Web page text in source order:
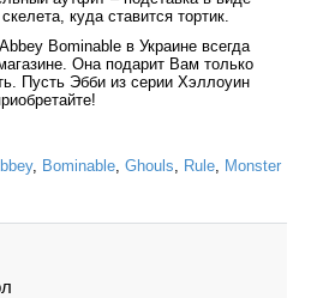
куда ставится тортик.
Bominable в Украине всегда
Она подарит Вам только
Пусть Эбби из серии Хэллоуин
, Bominable Ghouls Rule
Monster